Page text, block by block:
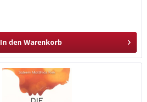
In den Warenkorb